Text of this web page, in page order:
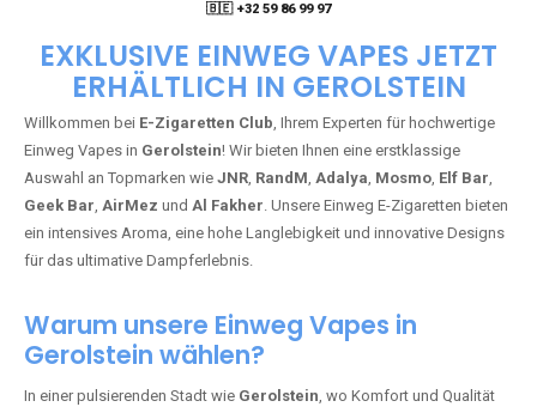
🇧🇪 +32 59 86 99 97
EXKLUSIVE EINWEG VAPES JETZT
ERHÄLTLICH IN GEROLSTEIN
Willkommen bei E-Zigaretten Club, Ihrem Experten für hochwertige
Einweg Vapes in Gerolstein! Wir bieten Ihnen eine erstklassige
Auswahl an Topmarken wie JNR, RandM, Adalya, Mosmo, Elf Bar,
Geek Bar, AirMez und Al Fakher. Unsere Einweg E-Zigaretten bieten
ein intensives Aroma, eine hohe Langlebigkeit und innovative Designs
für das ultimative Dampferlebnis.
Warum unsere Einweg Vapes in
Gerolstein wählen?
In einer pulsierenden Stadt wie Gerolstein, wo Komfort und Qualität